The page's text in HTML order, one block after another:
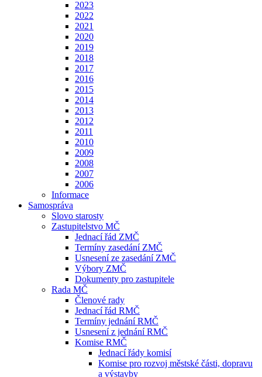
2023
2022
2021
2020
2019
2018
2017
2016
2015
2014
2013
2012
2011
2010
2009
2008
2007
2006
Informace
Samospráva
Slovo starosty
Zastupitelstvo MČ
Jednací řád ZMČ
Termíny zasedání ZMČ
Usnesení ze zasedání ZMČ
Výbory ZMČ
Dokumenty pro zastupitele
Rada MČ
Členové rady
Jednací řád RMČ
Termíny jednání RMČ
Usnesení z jednání RMČ
Komise RMČ
Jednací řády komisí
Komise pro rozvoj městské části, dopravu
a výstavby